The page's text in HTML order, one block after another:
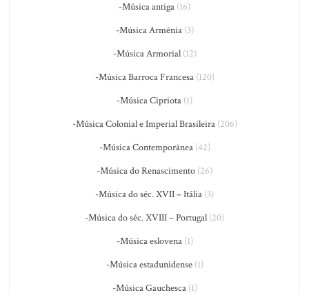
-Música antiga (16)
-Música Armênia(3)
-Música Armorial(12)
-Música Barroca Francesa(120)
-Música Cipriota (1)
-Música Colonial e Imperial Brasileira(206)
-Música Contemporânea(42)
-Música do Renascimento (26)
-Música do séc. XVII – Itália (3)
-Música do séc. XVIII – Portugal (20)
-Música eslovena(1)
-Música estadunidense(1)
-Música Gauchesca(1)